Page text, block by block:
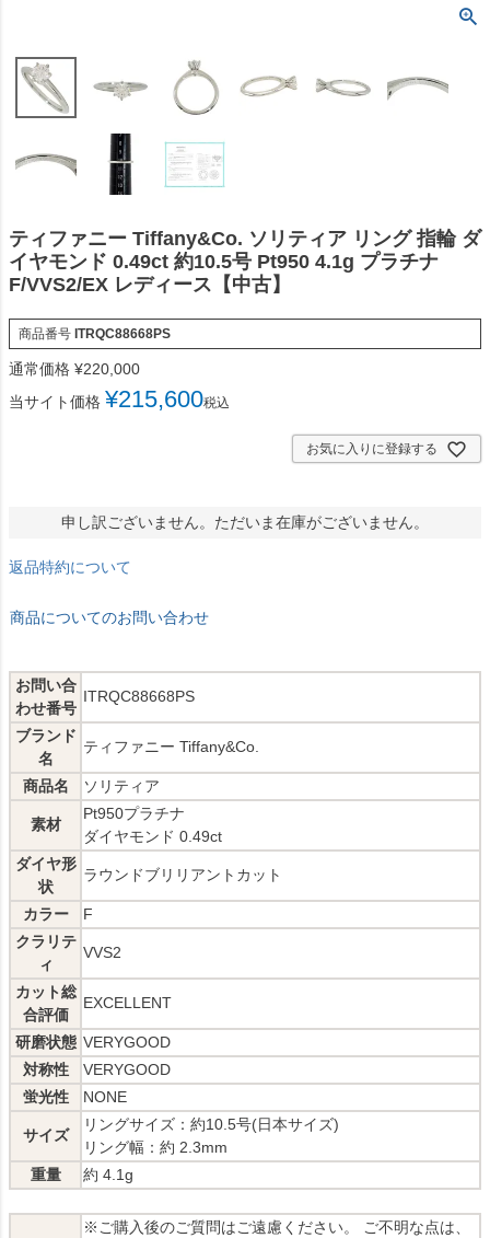
ティファニー Tiffany&Co. ソリティア リング 指輪 ダ
イヤモンド 0.49ct 約10.5号 Pt950 4.1g プラチナ
F/VVS2/EX レディース【中古】
商品番号 ITRQC88668PS
通常価格 ¥220,000
当サイト価格 ¥215,600税込
お気に入りに登録する
申し訳ございません。ただいま在庫がございません。
返品特約について
商品についてのお問い合わせ
お問い合
わせ番号
ITRQC88668PS
ブランド
名
ティファニー Tiffany&Co.
商品名 ソリティア
素材
Pt950プラチナ
ダイヤモンド 0.49ct
ダイヤ形
状
ラウンドブリリアントカット
カラー
F
クラリテ
ィ
VVS2
カット総
合評価
EXCELLENT
研磨状態 VERYGOOD
対称性
VERYGOOD
蛍光性
NONE
サイズ
リングサイズ：約10.5号(日本サイズ)
リング幅：約 2.3mm
重量
約 4.1g
※ご購入後のご質問はご遠慮ください。 ご不明な点は、